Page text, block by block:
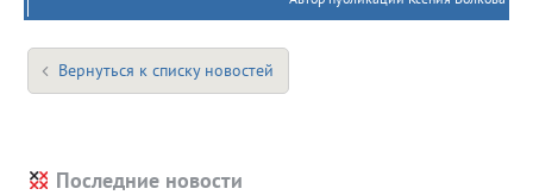
Вернуться к списку новостей
Последние новости